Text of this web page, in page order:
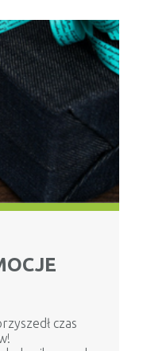
czas